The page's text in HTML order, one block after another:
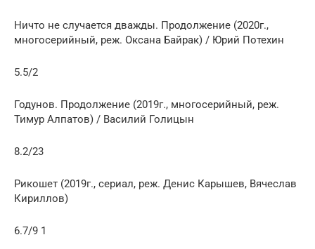
Ничто не случается дважды. Продолжение (2020г.,
многосерийный, реж. Оксана Байрак) / Юрий Потехин
5.5/2
Годунов. Продолжение (2019г., многосерийный, реж.
Тимур Алпатов) / Василий Голицын
8.2/23
Рикошет (2019г., сериал, реж. Денис Карышев, Вячеслав
Кириллов)
6.7/9 1